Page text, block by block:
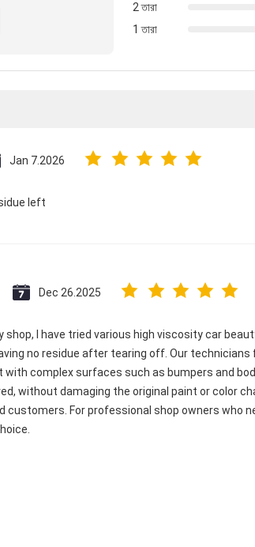
2 তারা
1 তারা
Jan 7.2026
left
Dec 26.2025
shop, I have tried various high viscosity car
no residue after tearing off. Our
complex surfaces such as bumpers and
without damaging the original paint or color
customers. For professional shop owners who